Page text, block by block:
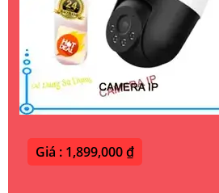
Giá : 1,899,000 ₫